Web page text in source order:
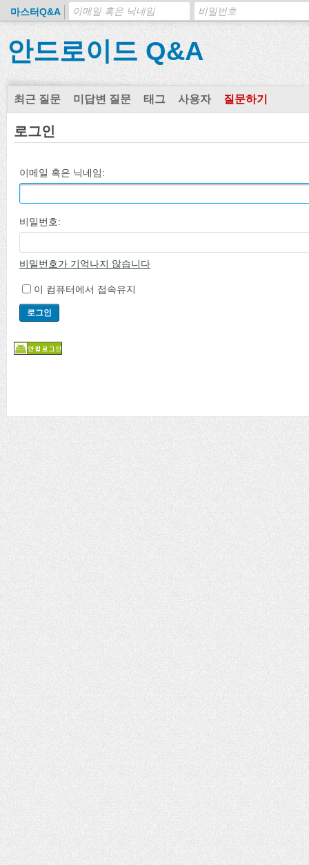
마스터Q&A
안드로이드 Q&A
최근 질문 미답변 질문 태그 사용자 질문하기
로그인
이메일 혹은 닉네임:
비밀번호:
비밀번호가 기억나지 않습니다
이 컴퓨터에서 접속유지